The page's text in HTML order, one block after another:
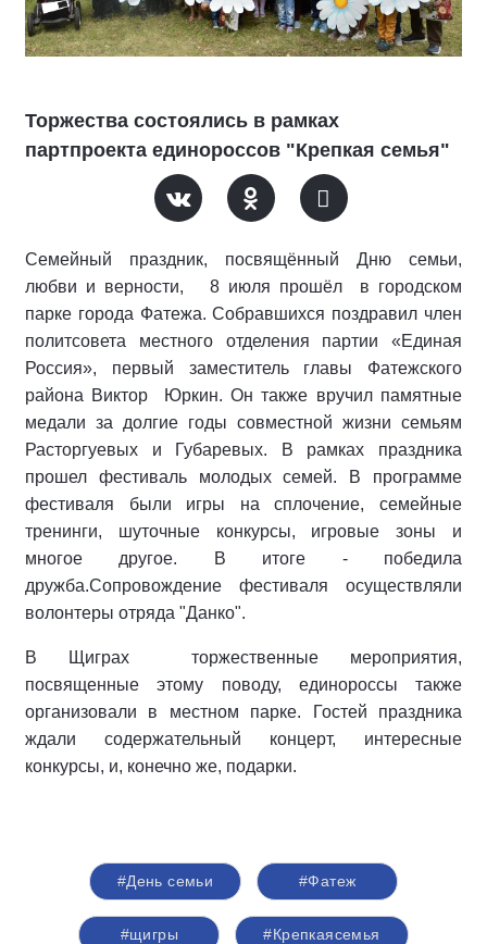
Торжества состоялись в рамках
партпроекта единороссов "Крепкая семья"
Семейный праздник, посвящённый Дню семьи,
любви и верности, 8 июля прошёл в городском
парке города Фатежа. Собравшихся поздравил член
политсовета местного отделения партии «Единая
Россия», первый заместитель главы Фатежского
района Виктор Юркин. Он также вручил памятные
медали за долгие годы совместной жизни семьям
Расторгуевых и Губаревых. В рамках праздника
прошел фестиваль молодых семей. В программе
фестиваля были игры на сплочение, семейные
тренинги, шуточные конкурсы, игровые зоны и
многое другое. В итоге - победила
дружба.Сопровождение фестиваля осуществляли
волонтеры отряда "Данко".
В Щиграх торжественные мероприятия,
посвященные этому поводу, единороссы также
организовали в местном парке. Гостей праздника
ждали содержательный концерт, интересные
конкурсы, и, конечно же, подарки.
#День семьи #Фатеж
#щигры #Крепкаясемья